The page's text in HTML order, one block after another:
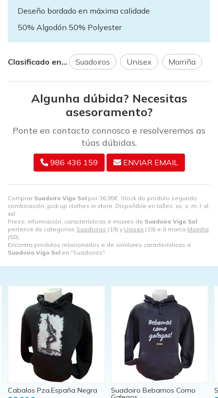
Comprar Suadoiro Vigo Sol por36,95€. Stock do produto segundo
combinación, pick up clothes in store. Dispoñible en talles: xs; s; m; l; xl;
xxl.
Prezo, información, características e imaxes de Suadoiro Vigo Sol
pertence ás categorias Suadoiros (19) y Unisex (19) e á marca Morriña
(50).
Encontra produtos relacionados e de similares características a
Suadoiro Vigo Sol en "Suadoiros".
Deseño bordado en máxima calidade
50% Algodón 50% Polyester
Clasificado en... Suadoiros Unisex Morriña
Algunha dúbida? Necesitas
asesoramento?
Ponte en contacto connosco e resolveremos as
túas dúbidas.
986 436 159 ENVIAR EMAIL
Cabalos Pza.España Negra Suadoiro Bebamos Como